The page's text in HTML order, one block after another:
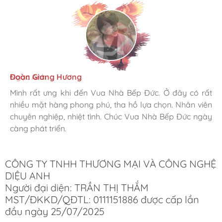
Hương Suri
Mình rất ưng khi đến Vua Nhà Bếp Đức. Ở đây có rất
nhiều mặt hàng phong phú, tha hồ lựa chọn. Nhân viên
chuyên nghiệp, nhiệt tình. Chúc Vua Nhà Bếp Đức ngày
càng phát triển.
Đoàn Giang Hương
Mình rất ưng khi đến Vua Nhà Bếp Đức. Ở đây có rất
nhiều mặt hàng phong phú, tha hồ lựa chọn. Nhân viên
chuyên nghiệp, nhiệt tình. Chúc Vua Nhà Bếp Đức ngày
càng phát triển.
Ngọc Anh
Mình rất ưng khi đến Vua Nhà Bếp Đức. Ở đây có rất
nhiều mặt hàng phong phú, tha hồ lựa chọn. Nhân viên
chuyên nghiệp, nhiệt tình. Chúc Vua Nhà Bếp Đức ngày
càng phát triển.
CÔNG TY TNHH THƯƠNG MẠI VÀ CÔNG NGHỆ
DIỆU ANH
Người đại diện: TRẦN THỊ THẮM
MST/ĐKKD/QĐTL: 0111151886 được cấp lần
đầu ngày 25/07/2025